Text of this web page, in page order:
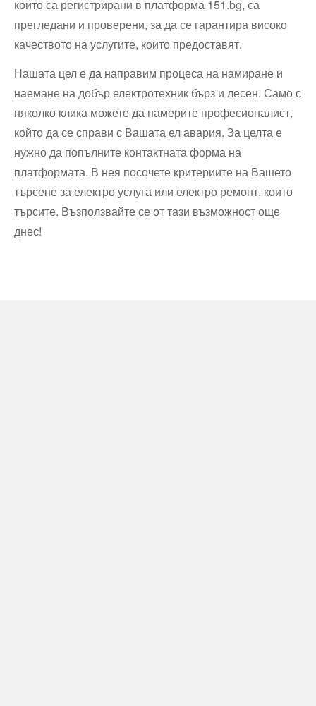
които са регистрирани в платформа 151.bg, са
прегледани и проверени, за да се гарантира високо
качеството на услугите, които предоставят.
Нашата цел е да направим процеса на намиране и
наемане на добър електротехник бърз и лесен. Само с
няколко клика можете да намерите професионалист,
който да се справи с Вашата ел авария. За целта е
нужно да попълните контактната форма на
платформата. В нея посочете критериите на Вашето
търсене за електро услуга или електро ремонт, които
търсите. Възползвайте се от тази възможност още
днес!